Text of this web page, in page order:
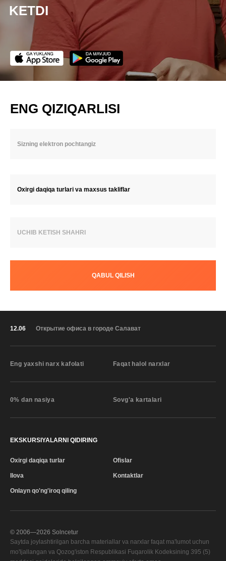
KETDI
ENG QIZIQARLISI
Oxirgi daqiqa turlari va maxsus takliflar
UCHIB KETISH SHAHRI
QABUL QILISH
12.06 Открытие офиса в городе Салават
Eng yaxshi narx kafolati Faqat halol narxlar
0% dan nasiya Sovg'a kartalari
EKSKURSIYALARNI QIDIRING
Oxirgi daqiqa turlar
Ilova
Onlayn qo'ng'iroq qiling
Ofislar
Kontaktlar
© 2006—2026 Solncetur
Saytda joylashtirilgan barcha materiallar va narxlar faqat ma'lumot uchun
mo'ljallangan va Qozog'iston Respublikasi Fuqarolik Kodeksining 395 (5)